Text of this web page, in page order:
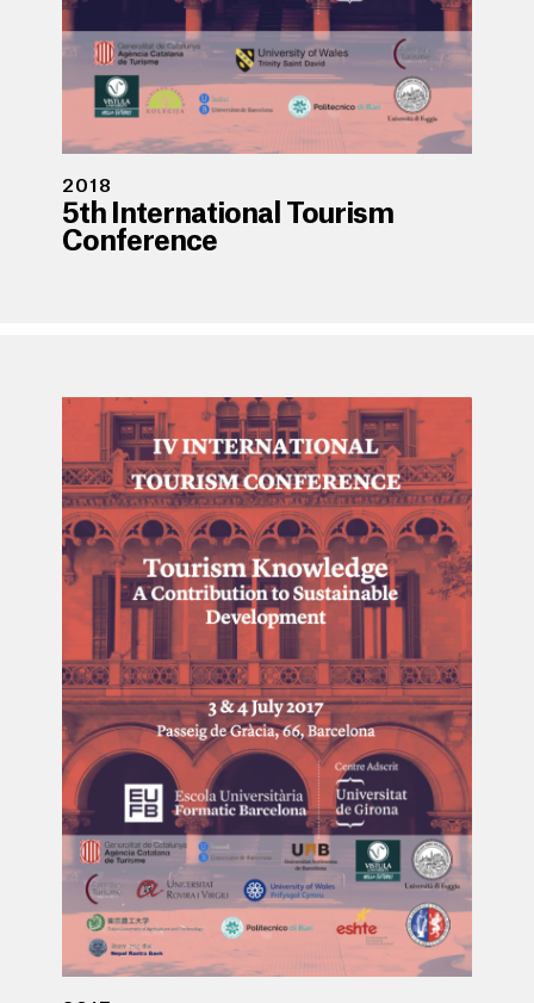
2018
5th International Tourism
Conference